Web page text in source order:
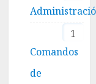
1
Comandos
de